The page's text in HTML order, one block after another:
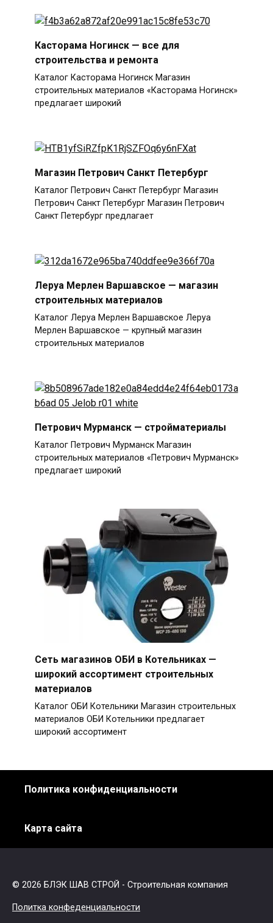
Касторама Ногинск — все для
строительства и ремонта
Каталог Касторама Ногинск Магазин
строительных материалов «Касторама Ногинск»
предлагает широкий
Магазин Петрович Санкт Петербург
Каталог Петрович Санкт Петербург Магазин
Петрович Санкт Петербург Магазин Петрович
Санкт Петербург предлагает
Леруа Мерлен Варшавское — магазин
строительных материалов
Каталог Леруа Мерлен Варшавское Леруа
Мерлен Варшавское — крупный магазин
строительных материалов
Петрович Мурманск — стройматериалы
Каталог Петрович Мурманск Магазин
строительных материалов «Петрович Мурманск»
предлагает широкий
Сеть магазинов ОБИ в Котельниках —
широкий ассортимент строительных
материалов
Каталог ОБИ Котельники Магазин строительных
материалов ОБИ Котельники предлагает
широкий ассортимент
Политика конфиденциальности
Карта сайта
© 2026 БЛЭК ШАВ СТРОЙ - Строительная компания
Политка конфеденциальности